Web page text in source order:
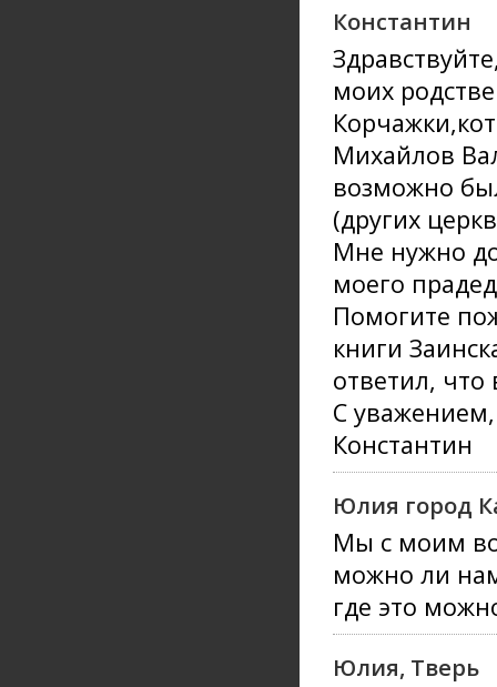
Константин
моих
Михайлов
возможно
(других
Мне нужно
моего
Помогите
книги
ответил,
C уважением,
Константин
Юлия город
Мы с моим
можно ли
где это
Юлия, Тверь